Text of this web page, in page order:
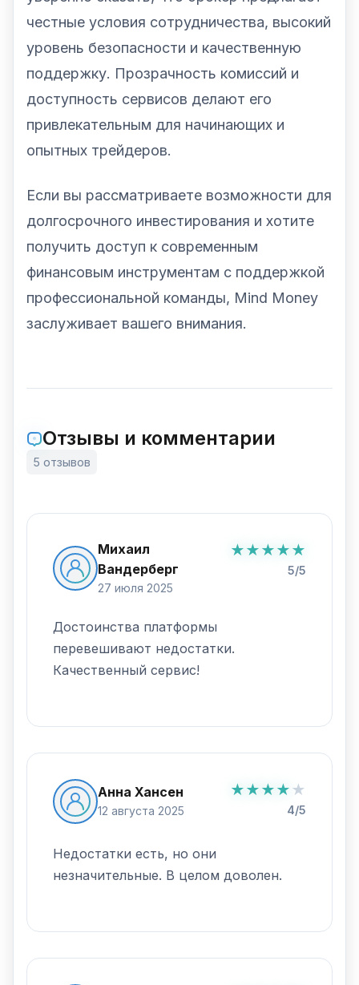
честные условия сотрудничества, высокий
уровень безопасности и качественную
поддержку. Прозрачность комиссий и
доступность сервисов делают его
привлекательным для начинающих и
опытных трейдеров.
Если вы рассматриваете возможности для
долгосрочного инвестирования и хотите
получить доступ к современным
финансовым инструментам с поддержкой
профессиональной команды, Mind Money
заслуживает вашего внимания.
Отзывы и комментарии
5 отзывов
Михаил
Вандерберг
27 июля 2025
★★★★★
5/5
Достоинства платформы
перевешивают недостатки.
Качественный сервис!
Анна Хансен
12 августа 2025
★★★★★
4/5
Недостатки есть, но они
незначительные. В целом доволен.